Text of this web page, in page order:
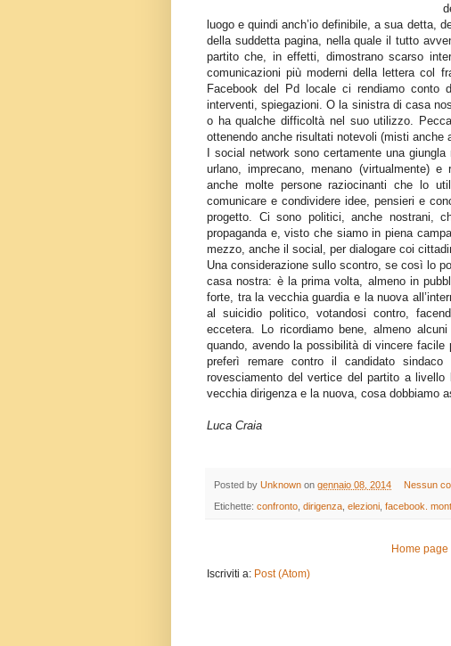
luogo e quindi anch’io definibile, a sua detta,
della suddetta pagina, nella quale il tutto
partito che, in effetti, dimostrano scarso
comunicazioni più moderni della lettera col
Facebook del Pd locale ci rendiamo
interventi, spiegazioni. O la sinistra di casa
o ha qualche difficoltà nel suo utilizzo.
ottenendo anche risultati notevoli (misti anche
I social network sono certamente una
urlano, imprecano, menano (virtualmente)
anche molte persone raziocinanti che lo
comunicare e condividere idee, pensieri e
progetto. Ci sono politici, anche nostrani,
propaganda e, visto che siamo in piena
mezzo, anche il social, per dialogare coi
Una considerazione sullo scontro, se così lo
casa nostra: è la prima volta, almeno in
forte, tra la vecchia guardia e la nuova
al suicidio politico, votandosi contro,
eccetera. Lo ricordiamo bene, almeno
quando, avendo la possibilità di vincere
preferì remare contro il candidato
rovesciamento del vertice del partito a
vecchia dirigenza e la nuova, cosa dobbiamo
Luca Craia
Posted by Unknown on gennaio 08, 2014 Nessun
Etichette: confronto dirigenza elezioni facebook.
Home page
Iscriviti a: Post (Atom)